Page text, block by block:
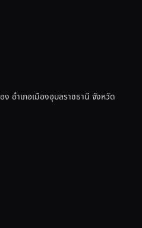
อำเภอเมืองอุบลราชธานี จังหวัด